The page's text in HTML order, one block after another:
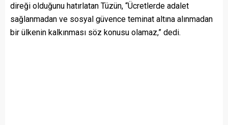
direği olduğunu hatırlatan Tüzün, “Ücretlerde adalet
sağlanmadan ve sosyal güvence teminat altına alınmadan
bir ülkenin kalkınması söz konusu olamaz,” dedi.